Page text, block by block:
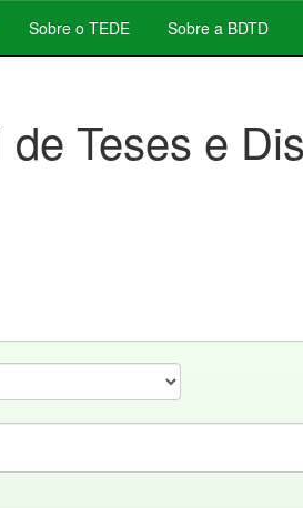
Sobre o TEDE Sobre a BDTD
Teses e